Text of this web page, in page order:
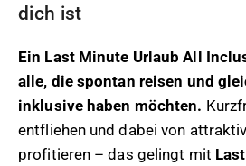
dich ist
Ein Last Minute Urlaub All
alle, die spontan reisen und
inklusive haben möchten.
entfliehen und dabei von
profitieren – das gelingt mit